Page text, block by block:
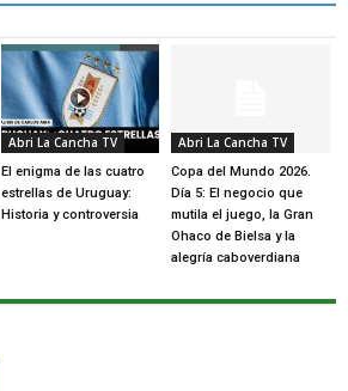
Abri La Cancha TV
El enigma de las cuatro
estrellas de Uruguay:
Historia y controversia
Abri La Cancha TV
Copa del Mundo 2026.
Día 5: El negocio que
mutila el juego, la Gran
Ohaco de Bielsa y la
alegría caboverdiana